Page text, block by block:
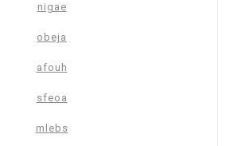
nigae
obeja
afouh
sfeoa
mlebs